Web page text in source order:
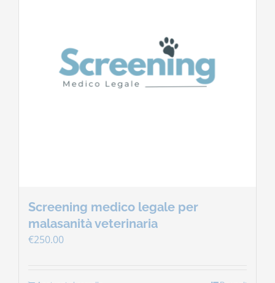
Screening medico legale per
malasanità veterinaria
€250.00